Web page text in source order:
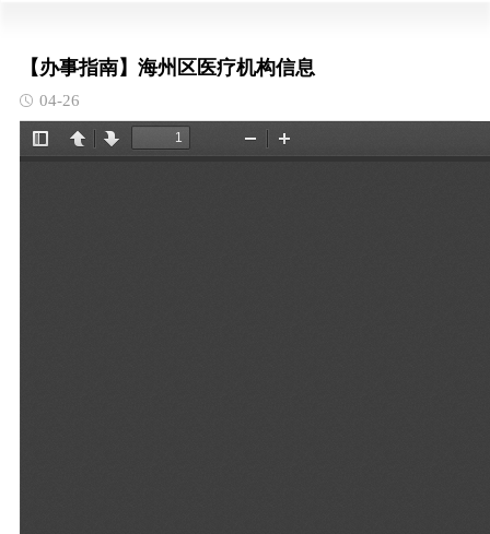
【办事指南】海州区医疗机构信息
04-26